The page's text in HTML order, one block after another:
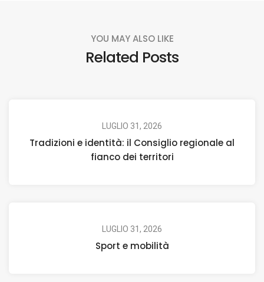
YOU MAY ALSO LIKE
Related Posts
LUGLIO 31, 2026
Tradizioni e identità: il Consiglio regionale al
fianco dei territori
LUGLIO 31, 2026
Sport e mobilità